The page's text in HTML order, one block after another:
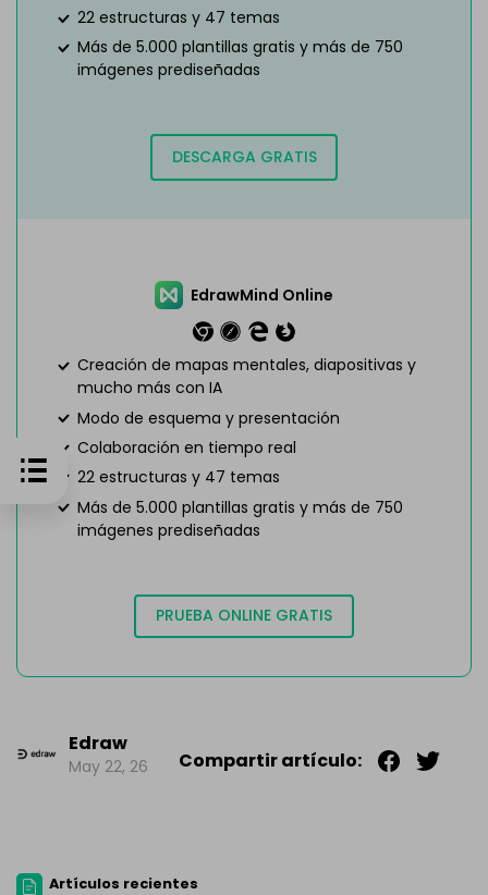
22 estructuras y 47 temas
Más de 5.000 plantillas gratis y más de 750
imágenes prediseñadas
DESCARGA GRATIS
EdrawMind Online
Creación de mapas mentales, diapositivas y
mucho más con IA
Modo de esquema y presentación
Colaboración en tiempo real
22 estructuras y 47 temas
Más de 5.000 plantillas gratis y más de 750
imágenes prediseñadas
PRUEBA ONLINE GRATIS
Edraw
May 22, 26 Compartir artículo:
Artículos recientes